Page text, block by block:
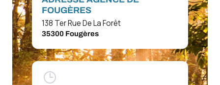
FOUGÈRES
138 Ter Rue De La Forêt
35300 Fougères